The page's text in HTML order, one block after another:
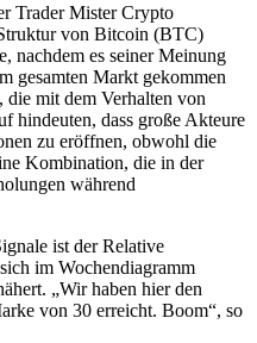
Trader Mister Crypto
von Bitcoin (BTC)
nachdem es seiner Meinung
gesamten Markt gekommen
die mit dem Verhalten von
hindeuten, dass große Akteure
zu eröffnen, obwohl die
Kombination, die in der
während
ist der Relative
im Wochendiagramm
„Wir haben hier den
von 30 erreicht. Boom“, so